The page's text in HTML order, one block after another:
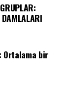
Ortalama bir